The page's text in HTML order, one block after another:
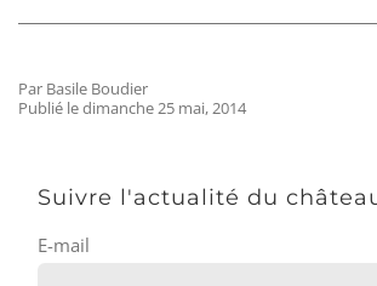
Par Basile Boudier
Publié le dimanche 25 mai, 2014
Suivre l'actualité du
E-mail